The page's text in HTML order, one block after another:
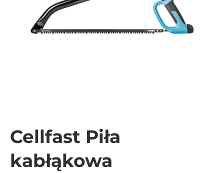
Cellfast Piła
kabłąkowa